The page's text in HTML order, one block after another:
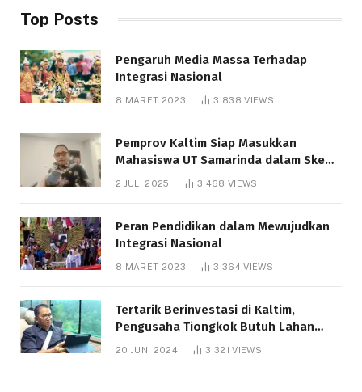
Top Posts
Pengaruh Media Massa Terhadap
Integrasi Nasional
8 MARET 2023 3,838VIEWS
Pemprov Kaltim Siap Masukkan
Mahasiswa UT Samarinda dalam Skema
Bantuan Pendidikan Gratispol
2 JULI 2025 3,468 VIEWS
Peran Pendidikan dalam Mewujudkan
Integrasi Nasional
8 MARET 2023 3,364VIEWS
Tertarik Berinvestasi di Kaltim,
Pengusaha Tiongkok Butuh Lahan
1.000 Hektare
20 JUNI 2024 3,321VIEWS